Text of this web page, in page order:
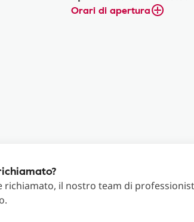
Orari di apertura
richiamato, il nostro team di